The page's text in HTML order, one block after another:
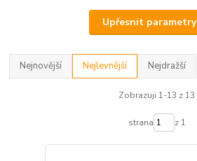
Upřesnit parametry
Nejnovější Nejlevnější Nejdražší
Zobrazuji 1-13 z 13
strana z 1